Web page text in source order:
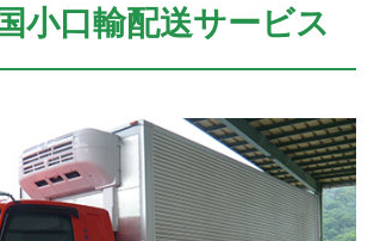
小口輸配送サービス